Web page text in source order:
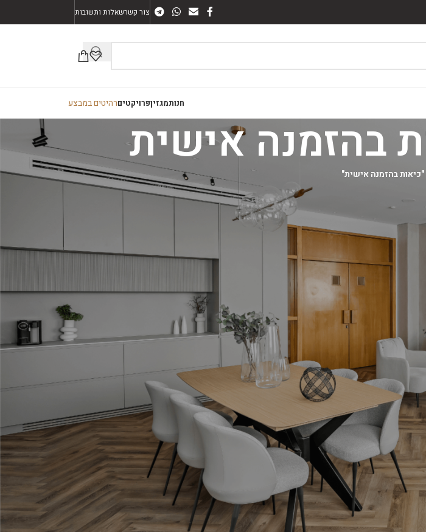
צור קשרשאלות ותשובות
חנותמגזיןפרויקטיםרהיטים במבצע
קטגוריות
ארונות אמבטיה
תגיות
ארון אמבטיה שחור בהזמנה אישית
במבצע
התאמה אישית
יצרני כסאות לפינת אוכל
מעוצבות
עיצוב אישי
עיצוב פינת אוכל עם מראות
פינות אוכל
פינות אוכל איטלקיות
פינות אוכל במבצע
פינות אוכל יוקרתיות
פינות אוכל יוקרתיות במבצע
פינות אוכל יוקרתיות מעץ
פינות אוכל יוקרתיות משיש